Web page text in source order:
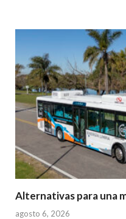
Alternativas para una
agosto 6, 2026